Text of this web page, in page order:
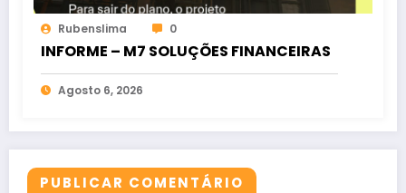
Rubenslima 0
INFORME – M7 SOLUÇÕES FINANCEIRAS
Agosto 6, 2026
PUBLICAR COMENTÁRIO